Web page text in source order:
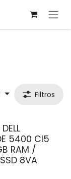
Filtros
5400 CI5
RAM /
8VA